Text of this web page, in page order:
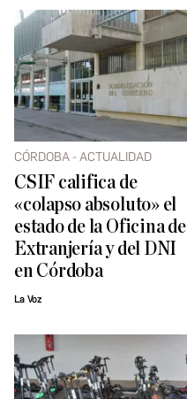
CÓRDOBA - ACTUALIDAD
CSIF califica de
«colapso absoluto» el
estado de la Oficina de
Extranjería y del DNI
en Córdoba
La Voz